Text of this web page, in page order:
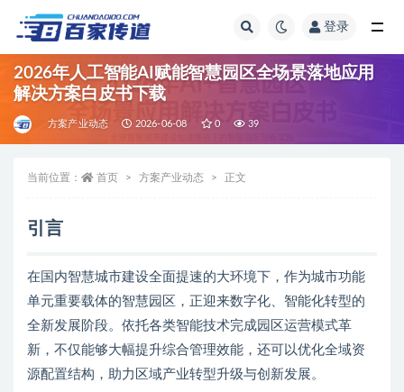
登录
2026年人工智能AI赋能智慧园区全场景落地应用
解决方案白皮书下载
方案产业动态 2026-06-08 0 39
当前位置： 首页 方案产业动态 正文
引言
在国内智慧城市建设全面提速的大环境下，作为城市功能
单元重要载体的智慧园区，正迎来数字化、智能化转型的
全新发展阶段。依托各类智能技术完成园区运营模式革
新，不仅能够大幅提升综合管理效能，还可以优化全域资
源配置结构，助力区域产业转型升级与创新发展。